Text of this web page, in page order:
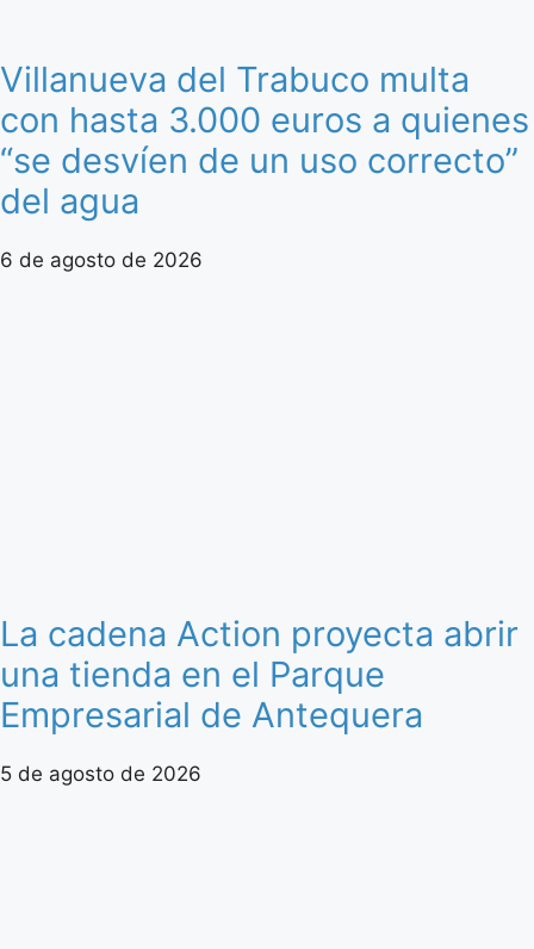
Villanueva del Trabuco multa
con hasta 3.000 euros a quienes
“se desvíen de un uso correcto”
del agua
6 de agosto de 2026
La cadena Action proyecta abrir
una tienda en el Parque
Empresarial de Antequera
5 de agosto de 2026